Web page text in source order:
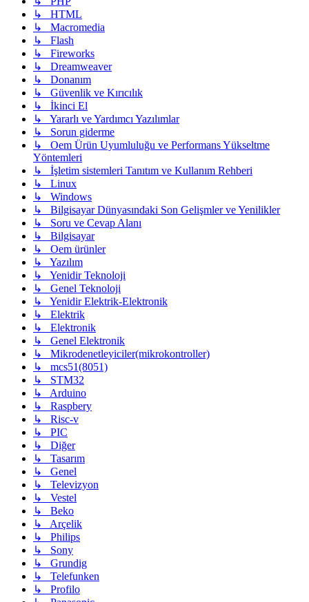
↳ HTML
↳ Macromedia
↳ Flash
↳ Fireworks
↳ Dreamweaver
↳ Donanım
↳ Güvenlik ve Kırıcılık
↳ İkinci El
↳ Yararlı ve Yardımcı Yazılımlar
↳ Sorun giderme
↳ Oem Ürün Uyumluluğu ve Performans Yükseltme
Yöntemleri
↳ İşletim sistemleri Tanıtım ve Kullanım Rehberi
↳ Linux
↳ Windows
↳ Bilgisayar Dünyasındaki Son Gelişmler ve Yenilikler
↳ Soru ve Cevap Alanı
↳ Bilgisayar
↳ Oem ürünler
↳ Yazılım
↳ Yenidir Teknoloji
↳ Genel Teknoloji
↳ Yenidir Elektrik-Elektronik
↳ Elektrik
↳ Elektronik
↳ Genel Elektronik
↳ Mikrodenetleyiciler(mikrokontroller)
↳ mcs51(8051)
↳ STM32
↳ Arduino
↳ Raspbery
↳ Risc-v
↳ PIC
↳ Diğer
↳ Tasarım
↳ Genel
↳ Televizyon
↳ Vestel
↳ Beko
↳ Arçelik
↳ Philips
↳ Sony
↳ Grundig
↳ Telefunken
↳ Profilo